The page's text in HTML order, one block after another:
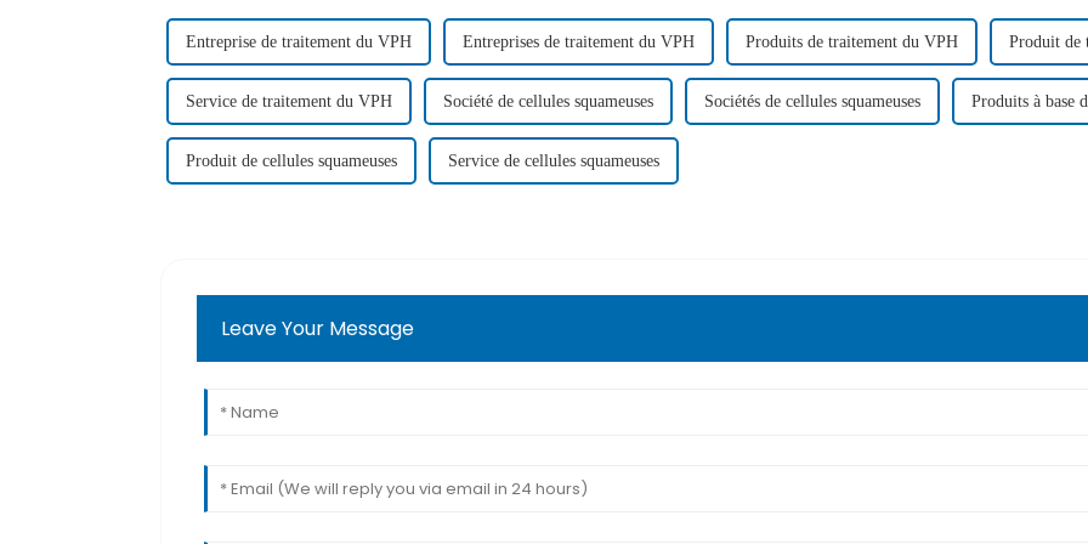
Entreprise de traitement du VPH Entreprises de traitement du VPH Produits de traitement du VPH Produit de
Service de traitement du VPH Société de cellules squameuses Sociétés de cellules squameuses Produits à base
Produit de cellules squameuses Service de cellules squameuses
Leave Your Message